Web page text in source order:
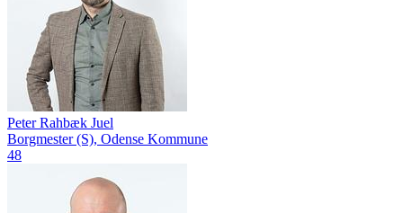
Peter Rahbæk Juel
Borgmester (S), Odense Kommune
48